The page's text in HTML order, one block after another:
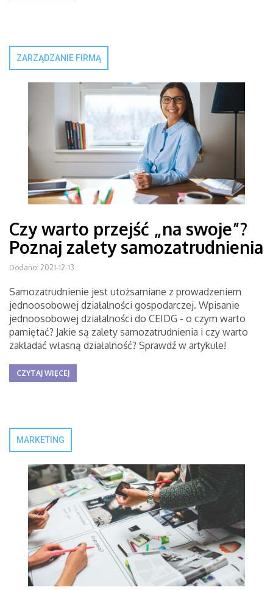
ZARZĄDZANIE FIRMĄ
Czy warto przejść „na swoje”?
Poznaj zalety samozatrudnienia
Dodano: 2021-12-13
Samozatrudnienie jest utożsamiane z prowadzeniem
jednoosobowej działalności gospodarczej. Wpisanie
jednoosobowej działalności do CEIDG - o czym warto
pamiętać? Jakie są zalety samozatrudnienia i czy warto
zakładać własną działalność? Sprawdź w artykule!
CZYTAJ WIĘCEJ
MARKETING